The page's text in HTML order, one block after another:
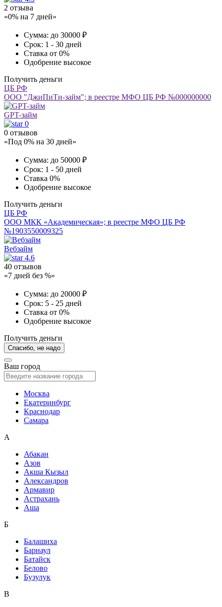
2 отзыва
«0% на 7 дней»
Сумма: до 30000 ₽
Срок: 1 - 30 дней
Ставка от 0%
Одобрение высокое
Получить деньги
ЦБ РФ
ООО "ДжиПиТи-займ"; в реестре МФО ЦБ РФ №000000000
GPT-займ
0
0 отзывов
«Под 0% на 30 дней»
Сумма: до 50000 ₽
Срок: 1 - 50 дней
Ставка 0%
Одобрение высокое
Получить деньги
ЦБ РФ
ООО МКК «Академическая»; в реестре МФО ЦБ РФ
№1903550009325
Вебзайм
4.6
40 отзывов
«7 дней без %»
Сумма: до 20000 ₽
Срок: 5 - 25 дней
Ставка от 0%
Одобрение высокое
Получить деньги
Спасибо, не надо
Ваш город
Москва
Екатеринбург
Краснодар
Самара
А
Абакан
Азов
Акша Кызыл
Александров
Армавир
Астрахань
Аша
Б
Балашиха
Барнаул
Батайск
Белово
Бузулук
В